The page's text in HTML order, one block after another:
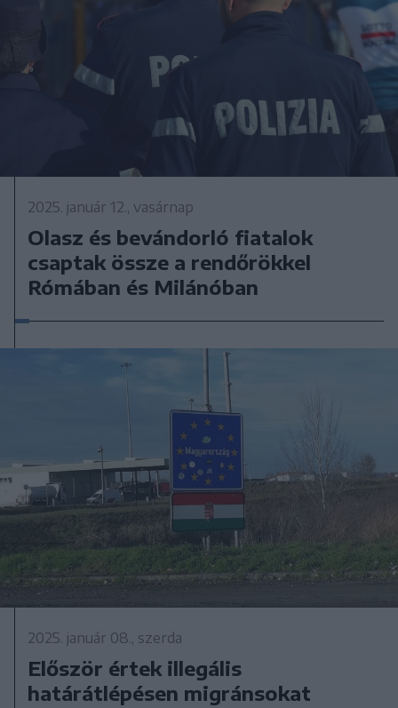
2025. január 12., vasárnap
Olasz és bevándorló fiatalok
csaptak össze a rendőrökkel
Rómában és Milánóban
2025. január 08., szerda
Először értek illegális
határátlépésen migránsokat